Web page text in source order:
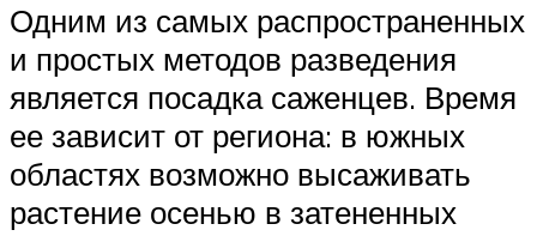
Одним из самых распространенных
и простых методов разведения
является посадка саженцев. Время
ее зависит от региона: в южных
областях возможно высаживать
растение осенью в затененных